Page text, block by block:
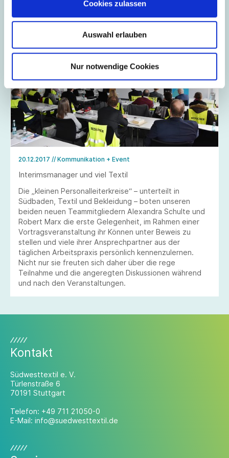
Cookies zulassen
Auswahl erlauben
Nur notwendige Cookies
des Textilverbands
20.12.2017 // Kommunikation + Event
Interimsmanager und viel Textil
Die „kleinen Personalleiterkreise“ – unterteilt in
Südbaden, Textil und Bekleidung – boten unseren
beiden neuen Teammitgliedern Alexandra Schulte und
Robert Marx die erste Gelegenheit, im Rahmen einer
Vortragsveranstaltung ihr Können unter Beweis zu
stellen und viele ihrer Ansprechpartner aus der
täglichen Arbeitspraxis persönlich kennenzulernen.
Nicht nur sie freuten sich daher über die rege
Teilnahme und die angeregten Diskussionen während
und nach den Veranstaltungen.
Kontakt
Südwesttextil e. V.
Türlenstraße 6
70191 Stuttgart
Telefon: +49 711 21050-0
E-Mail: info@suedwesttextil.de